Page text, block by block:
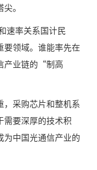
。
速率关系国计民
要领域。谁能率先在
产业链的“制高
，采购芯片和整机系
需要深厚的技术积
为中国光通信产业的